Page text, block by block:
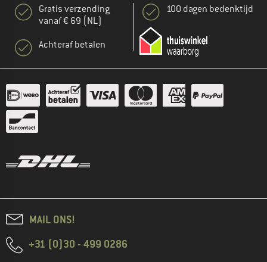
Gratis verzending
vanaf € 69 (NL)
Achteraf betalen
100 dagen bedenktijd
MAIL ONS!
+31 (0)30 - 499 0286